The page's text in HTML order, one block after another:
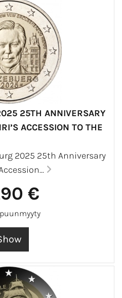
25TH ANNIVERSARY
ACCESSION TO THE
2025 25th Anniversary
€